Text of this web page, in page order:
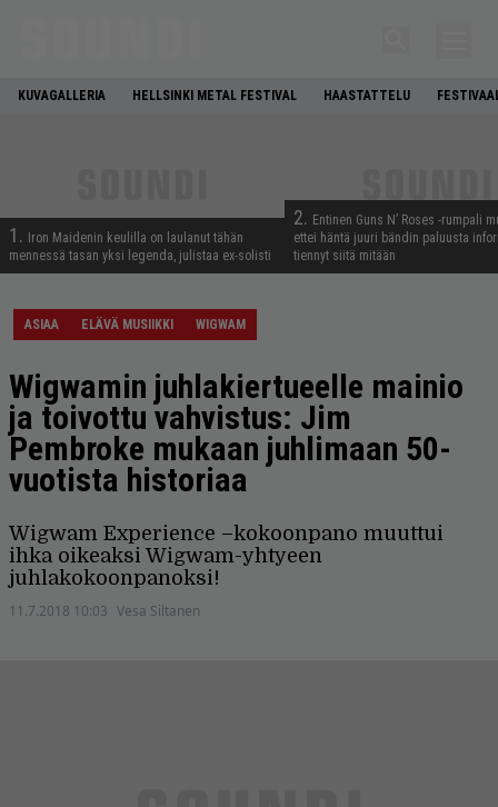
KUVAGALLERIA HELLSINKI METAL FESTIVAL HAASTATTELU
1.
Iron Maidenin keulilla on laulanut tähän
mennessä tasan yksi legenda, julistaa ex-solisti
2. Entinen Guns N’ Roses -rumpali
ettei häntä juuri bändin paluusta
tiennyt siitä mitään
ASIAA ELÄVÄ MUSIIKKI WIGWAM
Wigwamin juhlakiertueelle mainio
ja toivottu vahvistus: Jim
Pembroke mukaan juhlimaan 50-
vuotista historiaa
Wigwam Experience –kokoonpano muuttui
ihka oikeaksi Wigwam-yhtyeen
juhlakokoonpanoksi!
11.7.2018 10:03 Vesa Siltanen